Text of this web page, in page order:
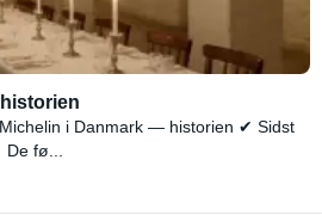
i Danmark — historien ✔ Sidst
fø...